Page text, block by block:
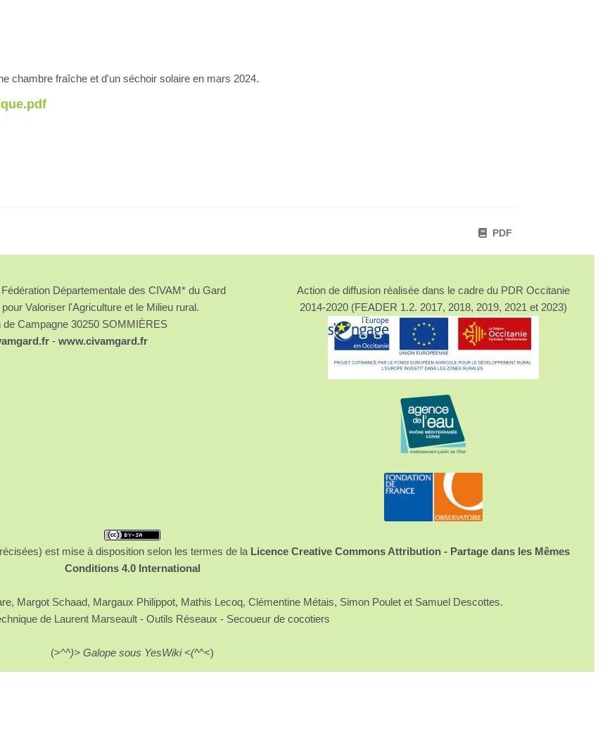
chambre fraîche et d'un séchoir solaire en mars 2024.
PDF
Départementale des CIVAM* du Gard
Valoriser l'Agriculture et le Milieu rural.
de Campagne 30250 SOMMIÈRES
- www.civamgard.fr
Action de diffusion réalisée dans le cadre du PDR Occitanie
2014-2020 (FEADER 1.2. 2017, 2018, 2019, 2021 et 2023)
est mise à disposition selon les termes de la Licence Creative Commons Attribution - Partage dans les Mêmes
Conditions 4.0 International
Margot Schaad, Margaux Philippot, Mathis Lecoq, Clémentine Métais, Simon Poulet et Samuel Descottes.
de Laurent Marseault - Outils Réseaux - Secoueur de cocotiers
(>^^)> Galope sous YesWiki <(^^<)